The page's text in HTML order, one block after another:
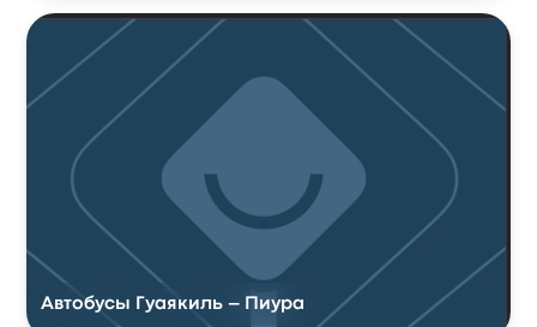
Автобусы Гуаякиль – Пиура